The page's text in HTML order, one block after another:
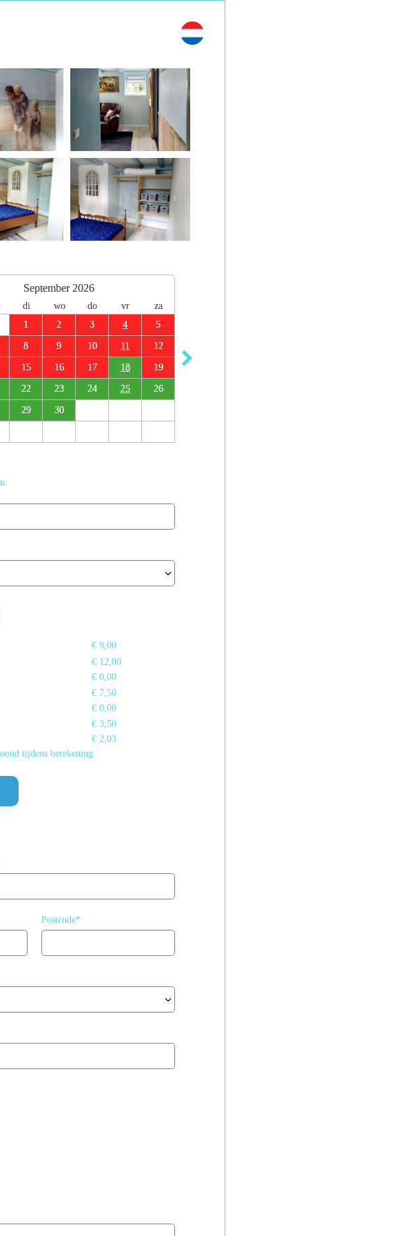
September 2026
di wo do vr
za
1
2 3 4 5
8 9 10 11 12
15 16 17 18 19
22 23 24 25 26
29 30
€ 9,00
€ 12,00
€ 0,00
€ 7,50
€ 0,00
€ 3,50
€ 2,03
tijdens berekening
Postcode*